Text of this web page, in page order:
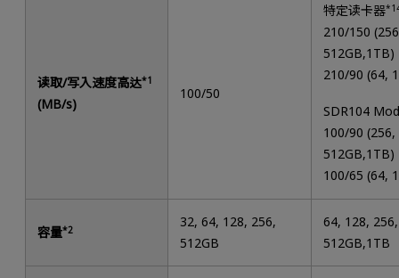
读取/写入速度高达*1
(MB/s)
100/50
特定读卡器
210/150
512GB,1TB)
210/90 (64,
SDR104
100/90 (256,
512GB,1TB)
100/65 (64,
容量*2
32, 64, 128, 256,
512GB
64, 128, 256,
512GB,1TB